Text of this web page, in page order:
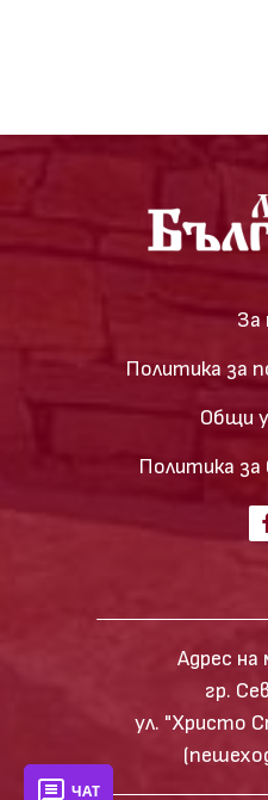
За
Политика за
Общи
Политика
Адрес на
гр.
ул. "Христо
ЧАТ